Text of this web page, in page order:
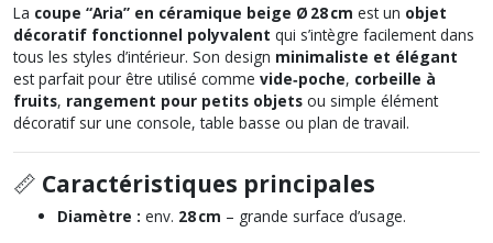
La coupe “Aria” en céramique beige Ø 28 cm est un objet
décoratif fonctionnel polyvalent qui s’intègre facilement dans
tous les styles d’intérieur. Son design minimaliste et élégant
est parfait pour être utilisé comme vide‑poche, corbeille à
fruits, rangement pour petits objets ou simple élément
décoratif sur une console, table basse ou plan de travail.
📏 Caractéristiques principales
Diamètre : env. 28 cm – grande surface d’usage.